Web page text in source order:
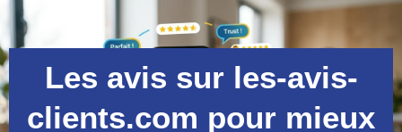
Les avis sur les-avis-
clients.com pour mieux